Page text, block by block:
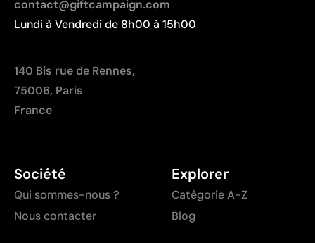
contact@giftcampaign.com
Lundi à Vendredi de 8h00 à 15h00
140 Bis rue de Rennes,
75006, Paris
France
Société
Qui sommes-nous ?
Nous contacter
Explorer
Catégorie A-Z
Blog